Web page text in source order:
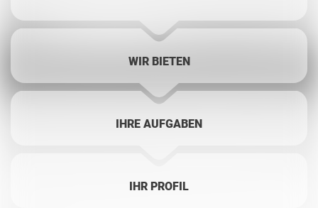
WIR BIETEN
IHRE AUFGABEN
IHR PROFIL